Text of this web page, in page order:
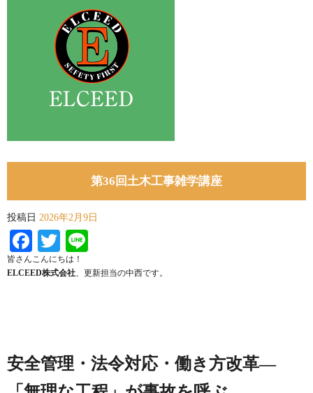
第36回土木工事雑学講座
投稿日 2026年2月9日
Facebook
Twitter
皆さんこんにちは！
ELCEED株式会社 、更新担当の中西です。
安全管理・法令対応・働き方改革—